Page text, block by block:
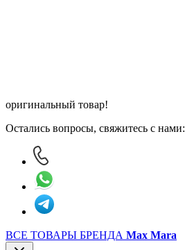
оригинальный товар!
Остались вопросы, свяжитесь с нами:
ВСЕ ТОВАРЫ БРЕНДА Max Mara